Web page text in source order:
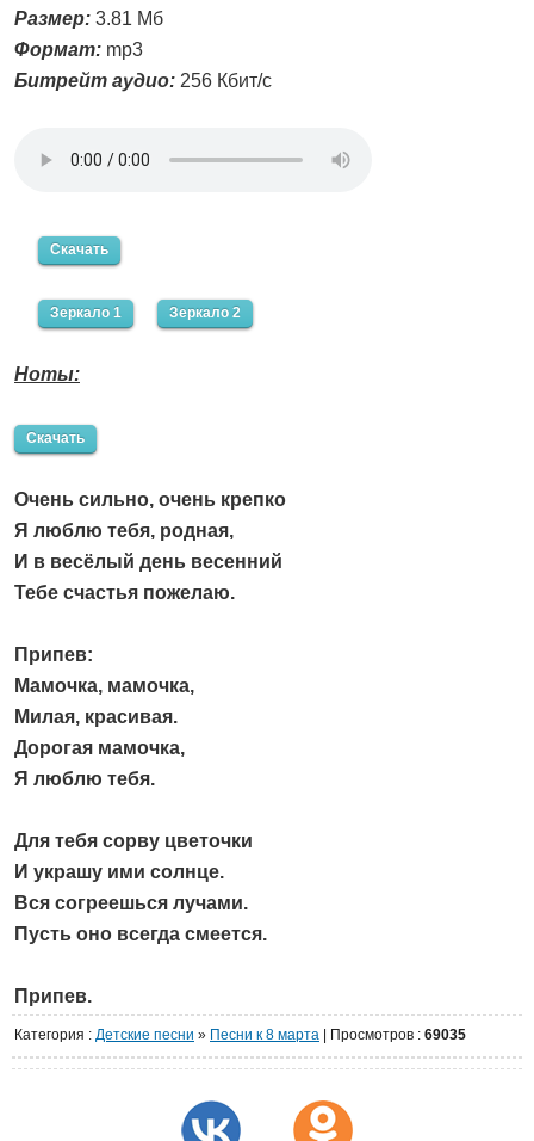
Размер: 3.81 Мб
Формат: mp3
Битрейт аудио: 256 Кбит/с
Скачать
Зеркало 1 Зеркало 2
Ноты:
Скачать
Очень сильно, очень крепко
Я люблю тебя, родная,
И в весёлый день весенний
Тебе счастья пожелаю.
Припев:
Мамочка, мамочка,
Милая, красивая.
Дорогая мамочка,
Я люблю тебя.
Для тебя сорву цветочки
И украшу ими солнце.
Вся согреешься лучами.
Пусть оно всегда смеется.
Припев.
Категория : Детские песни » Песни к 8 марта Просмотров : 69035